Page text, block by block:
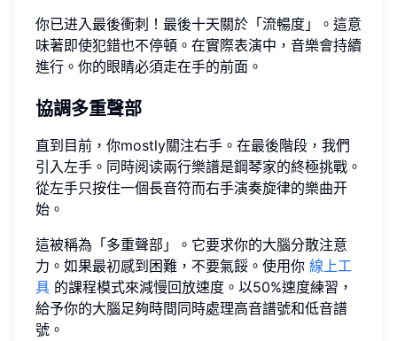
你已进入最後衝刺！最後十天關於「流暢度」。這意
味著即使犯錯也不停頓。在實際表演中，音樂會持續
進行。你的眼睛必須走在手的前面。
協調多重聲部
直到目前，你mostly關注右手。在最後階段，我們
引入左手。同時阅读兩行樂譜是鋼琴家的終極挑戰。
從左手只按住一個長音符而右手演奏旋律的樂曲开
始。
這被稱為「多重聲部」。它要求你的大腦分散注意
力。如果最初感到困難，不要氣餒。使用你 線上工
具 的課程模式來減慢回放速度。以50%速度練習，
給予你的大腦足夠時間同時處理高音譜號和低音譜
號。